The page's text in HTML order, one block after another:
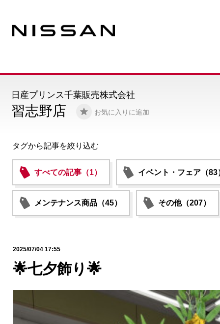
習志野店 お気に入りに追加
日産プリンス千葉販売株式会社
タグから記事を絞り込む
すべての記事（1） イベント・フェア（83
メンテナンス商品（45） その他（207）
2025/07/04 17:55
🌟七夕飾り🌟